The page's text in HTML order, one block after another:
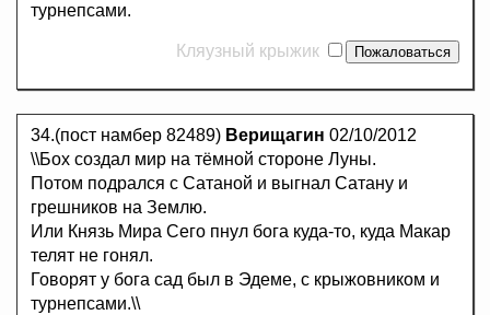
турнепсами.
Кляузный крыжик
34.(пост намбер 82489) Верищагин 02/10/2012
\\Бох создал мир на тёмной стороне Луны.
Потом подрался с Сатаной и выгнал Сатану и
грешников на Землю.
Или Князь Мира Сего пнул бога куда-то, куда Макар
телят не гонял.
Говорят у бога сад был в Эдеме, с крыжовником и
турнепсами.\\